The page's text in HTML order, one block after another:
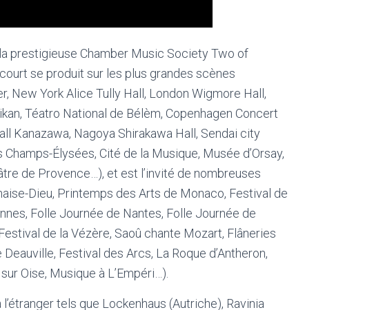
prestigieuse Chamber Music Society Two of
se produit sur les plus grandes scènes
New York Alice Tully Hall, London Wigmore Hall,
Téatro National de Bélèm, Copenhagen Concert
Kanazawa, Nagoya Shirakawa Hall, Sendai city
Élysées, Cité de la Musique, Musée d’Orsay,
de Provence…), et est l’invité de nombreuses
Dieu, Printemps des Arts de Monaco, Festival de
Folle Journée de Nantes, Folle Journée de
de la Vézère, Saoû chante Mozart, Flâneries
Festival des Arcs, La Roque d’Antheron,
Oise, Musique à L’Empéri…).
tels que Lockenhaus (Autriche), Ravinia